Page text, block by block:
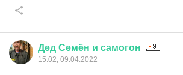
Дед Семён и самогон
15:02, 09.04.2022